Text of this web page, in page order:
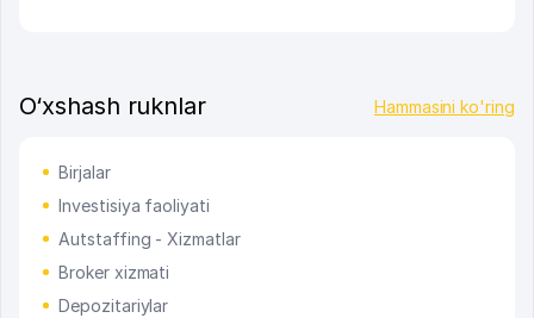
O‘xshash ruknlar Hammasini ko'ring
Birjalar
Investisiya faoliyati
Autstaffing - Xizmatlar
Broker xizmati
Depozitariylar